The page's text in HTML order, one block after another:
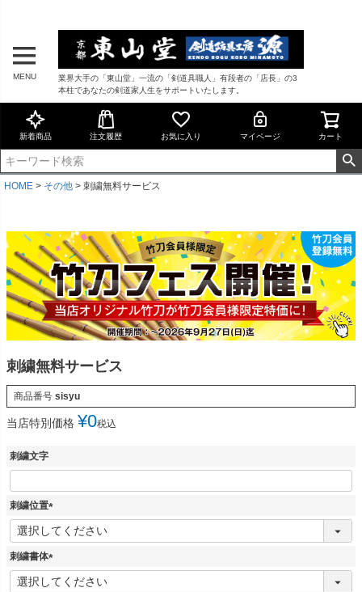
MENU
業界大手の「東山堂」一流の「剣道具職人」有段者の「店長」の3
本柱であなたの剣道家人生をサポートいたします。
新着商品 注文履歴 お気に入り マイページ カート
HOME その他 刺繍無料サービス
刺繍無料サービス
商品番号 sisyu
当店特別価格 ¥0税込
刺繍文字
刺繍位置
(
必
須
刺繍書体
(
必